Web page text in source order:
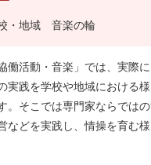
・地域 音楽の輪
働活動・音楽」では、実際
実践を学校や地域における
。そこでは専門家ならでは
などを実践し、情操を育む